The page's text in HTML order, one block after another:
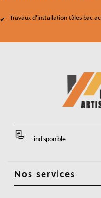
Travaux d'installation tôles bac
indisponible
Nos services